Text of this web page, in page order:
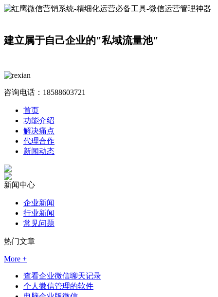
建立属于自己企业的"私域流量池"
咨询电话： 18588603721
首页
功能介绍
解决痛点
代理合作
新闻动态
新闻中心
企业新闻
行业新闻
常见问题
热门文章
More +
查看企业微信聊天记录
个人微信管理的软件